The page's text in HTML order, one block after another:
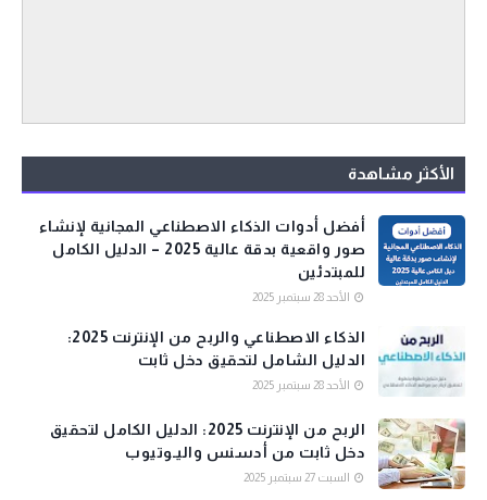
الأكثر مشاهدة
أفضل أدوات الذكاء الاصطناعي المجانية لإنشاء
صور واقعية بدقة عالية 2025 – الدليل الكامل
للمبتدئين
الأحد 28 سبتمبر 2025
الذكاء الاصطناعي والربح من الإنترنت 2025:
الدليل الشامل لتحقيق دخل ثابت
الأحد 28 سبتمبر 2025
الربح من الإنترنت 2025: الدليل الكامل لتحقيق
دخل ثابت من أدسنس واليـوتيوب
السبت 27 سبتمبر 2025